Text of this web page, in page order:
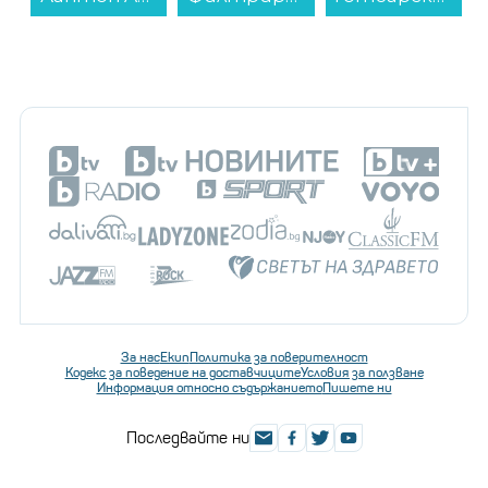
За насЕкипПолитика за поверителност
Кодекс за поведение на доставчицитеУсловия за ползване
Информация относно съдържаниетоПишете ни
Последвайте ни